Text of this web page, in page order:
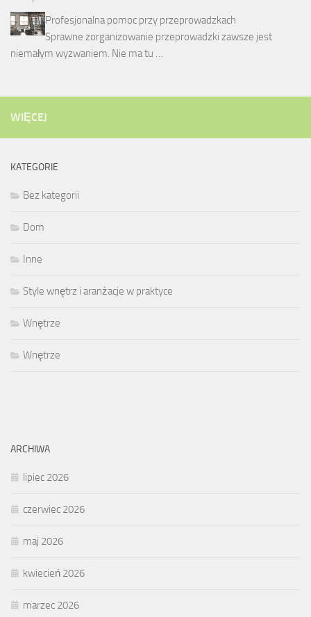
Profesjonalna pomoc przy przeprowadzkach
Sprawne zorganizowanie przeprowadzki zawsze jest
niemałym wyzwaniem. Nie ma tu …
WIĘCEJ
KATEGORIE
Bez kategorii
Dom
Inne
Style wnętrz i aranżacje w praktyce
Wnętrze
Wnętrze
ARCHIWA
lipiec 2026
czerwiec 2026
maj 2026
kwiecień 2026
marzec 2026